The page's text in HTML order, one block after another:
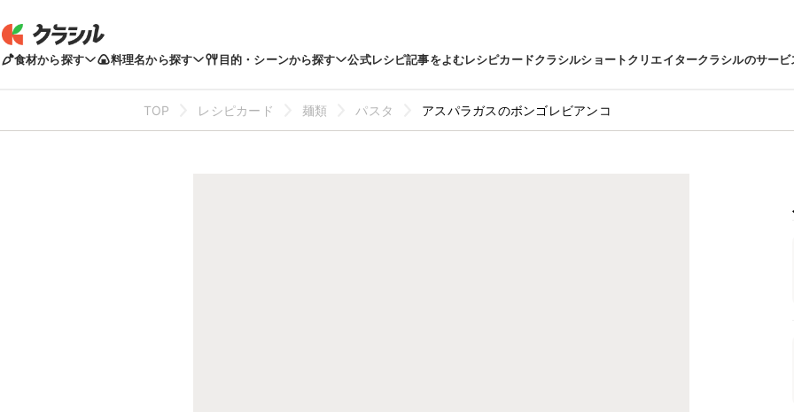
食材から探す 料理名から探す 目的・シーンから探す 公式レシピ記事をよむレシピカードクラシルショートクリエイタークラシルのサービ
TOP レシピカード 麺類 パスタ アスパラガスのボンゴレビアンコ